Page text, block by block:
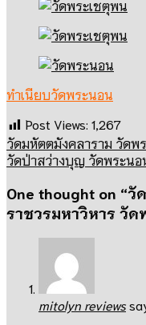
ทำเนียบวัดพระนอน
Post Views: 1,267
วัดมหัตตมังคลาราม วัดพ
วัดป่าสว่างบุญ วัดพระน
One thought on “วั
ราชวรมหาวิหาร วั
mitolyn reviews